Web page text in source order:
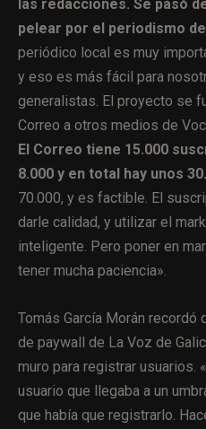
las redacciones. Se pasó
pelear por el periodismo
periódico local es muy
y eso es más fácil para
generalistas. El proyecto se
Correo a otros medios de
El Correo tiene 15.000
8.000 y en total hay unos
70.000, y es factible. El
darle calidad, y utilizar el
inteligente. Pero poner en
tener mucha paciencia».
Tomás García Morán recordó
de paywall de La Voz de
muro para registrar usuarios.
usuario que llegaba a un
que había que registrarlo.